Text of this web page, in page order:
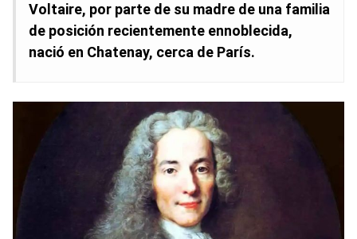
Voltaire, por parte de su madre de una familia
de posición recientemente ennoblecida,
nació en Chatenay, cerca de París.